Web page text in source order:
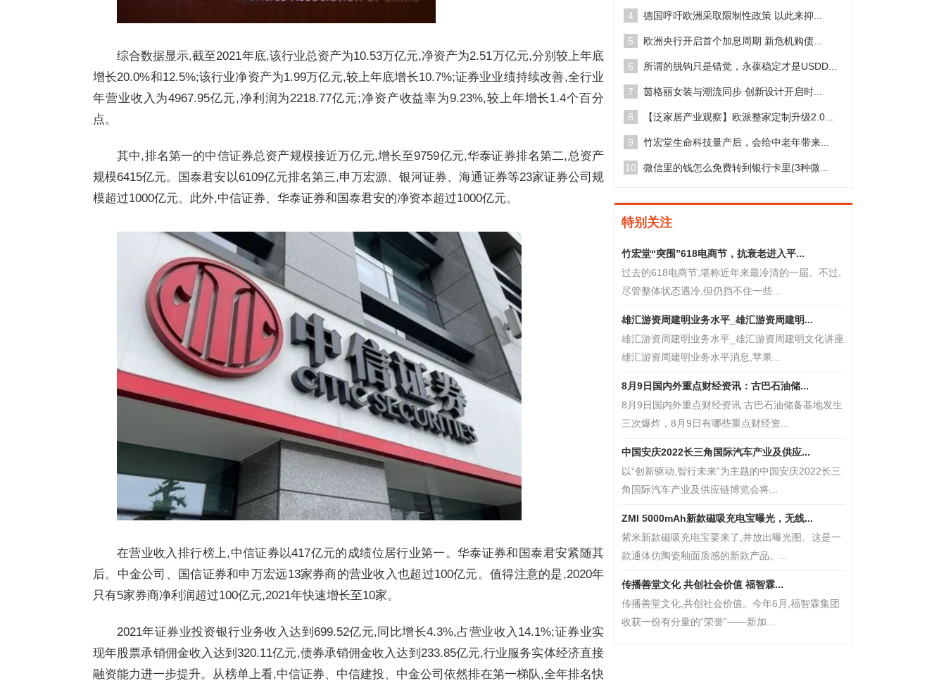
综合数据显示,截至2021年底,该行业总资产为10.53万亿元,净资产为2.51万亿元,分别较上年底
增长20.0%和12.5%;该行业净资产为1.99万亿元,较上年底增长10.7%;证券业业绩持续改善,全行业
年营业收入为4967.95亿元,净利润为2218.77亿元;净资产收益率为9.23%,较上年增长1.4个百分
点。
其中,排名第一的中信证券总资产规模接近万亿元,增长至9759亿元,华泰证券排名第二,总资产
规模6415亿元。国泰君安以6109亿元排名第三,申万宏源、银河证券、海通证券等23家证券公司规
模超过1000亿元。此外,中信证券、华泰证券和国泰君安的净资本超过1000亿元。
在营业收入排行榜上,中信证券以417亿元的成绩位居行业第一。华泰证券和国泰君安紧随其
后。中金公司、国信证券和申万宏远13家券商的营业收入也超过100亿元。值得注意的是,2020年
只有5家券商净利润超过100亿元,2021年快速增长至10家。
2021年证券业投资银行业务收入达到699.52亿元,同比增长4.3%,占营业收入14.1%;证券业实
现年股票承销佣金收入达到320.11亿元,债券承销佣金收入达到233.85亿元,行业服务实体经济直接
融资能力进一步提升。从榜单上看,中信证券、中信建投、中金公司依然排在第一梯队,全年排名快
4 德国呼吁欧洲采取限制性政策 以此来抑...
5 欧洲央行开启首个加息周期 新危机购债...
6 所谓的脱钩只是错觉，永葆稳定才是USDD...
7 茵格丽女装与潮流同步 创新设计开启时...
8 【泛家居产业观察】欧派整家定制升级2.0...
9 竹宏堂生命科技量产后，会给中老年带来...
10 微信里的钱怎么免费转到银行卡里(3种微...
特别关注
竹宏堂“突围”618电商节，抗衰老进入平...
过去的618电商节,堪称近年来最冷清的一届。不过,
尽管整体状态遇冷,但仍挡不住一些...
雄汇游资周建明业务水平_雄汇游资周建明...
雄汇游资周建明业务水平_雄汇游资周建明文化讲座
雄汇游资周建明业务水平消息,苹果...
8月9日国内外重点财经资讯：古巴石油储...
8月9日国内外重点财经资讯:古巴石油储备基地发生
三次爆炸，8月9日有哪些重点财经资...
中国安庆2022长三角国际汽车产业及供应...
以“创新驱动,智行未来”为主题的中国安庆2022长三
角国际汽车产业及供应链博览会将...
ZMI 5000mAh新款磁吸充电宝曝光，无线...
紫米新款磁吸充电宝要来了,并放出曝光图。这是一
款通体仿陶瓷釉面质感的新款产品。...
传播善堂文化 共创社会价值 福智霖...
传播善堂文化,共创社会价值。今年6月,福智霖集团
收获一份有分量的“荣誉”——新加...